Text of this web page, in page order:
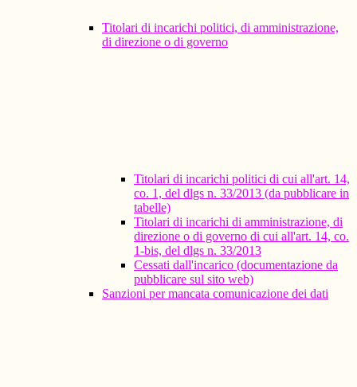
Titolari di incarichi politici, di amministrazione,
di direzione o di governo
Titolari di incarichi politici di cui all'art. 14,
co. 1, del dlgs n. 33/2013 (da pubblicare in
tabelle)
Titolari di incarichi di amministrazione, di
direzione o di governo di cui all'art. 14, co.
1-bis, del dlgs n. 33/2013
Cessati dall'incarico (documentazione da
pubblicare sul sito web)
Sanzioni per mancata comunicazione dei dati